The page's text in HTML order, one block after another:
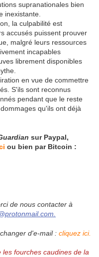
supranationales bien
inexistante.
la culpabilité est
accusés puissent prouver
malgré leurs ressources
incapables
librement disponibles
en vue de commettre
S'ils sont reconnus
pendant que le reste
qu'ils ont déjà
sur Paypal,
ou bien par Bitcoin :
de nous contacter à
d'e-mail : cliquez ici.
fourches caudines de la